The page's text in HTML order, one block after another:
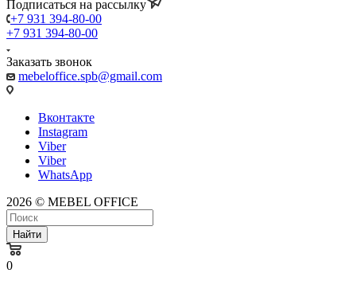
Подписаться на рассылку
+7 931 394-80-00
+7 931 394-80-00
Заказать звонок
mebeloffice.spb@gmail.com
Вконтакте
Instagram
Viber
Viber
WhatsApp
2026 © MEBEL OFFICE
Найти
0